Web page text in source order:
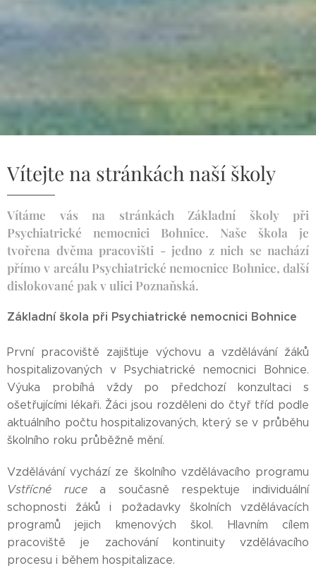
Vítejte na stránkách naší školy
Vítáme vás na stránkách Základní školy při
Psychiatrické nemocnici Bohnice. Naše škola je
tvořena dvěma pracovišti - jedno z nich se nachází
přímo v areálu Psychiatrické nemocnice Bohnice, další
dislokované pak v ulici Poznaňská.
Základní škola při Psychiatrické nemocnici Bohnice
První pracoviště zajišťuje výchovu a vzdělávání žáků
hospitalizovaných v Psychiatrické nemocnici Bohnice.
Výuka probíhá vždy po předchozí konzultaci s
ošetřujícími lékaři. Žáci jsou rozděleni do čtyř tříd podle
aktuálního počtu hospitalizovaných, který se v průběhu
školního roku průběžně mění.
Vzdělávání vychází ze školního vzdělávacího programu
Vstřícné rucea současně respektuje individuální
schopnosti žáků i požadavky školních vzdělávacích
programů jejich kmenových škol. Hlavním cílem
pracoviště je zachování kontinuity vzdělávacího
procesu i během hospitalizace.